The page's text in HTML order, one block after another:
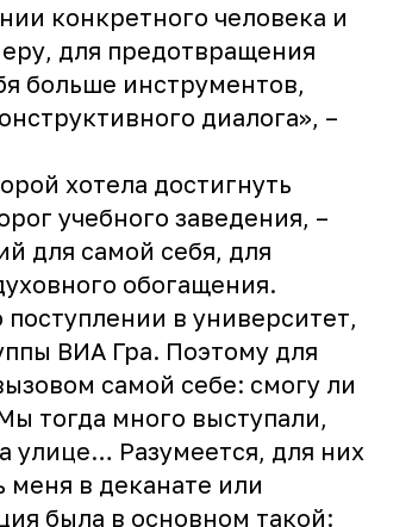
конкретного человека и
для предотвращения
больше инструментов,
диалога», –
хотела достигнуть
учебного заведения, –
для самой себя, для
обогащения.
в университет,
ВИА Гра. Поэтому для
самой себе: смогу ли
тогда много выступали,
улице… Разумеется, для них
в деканате или
была в основном такой: